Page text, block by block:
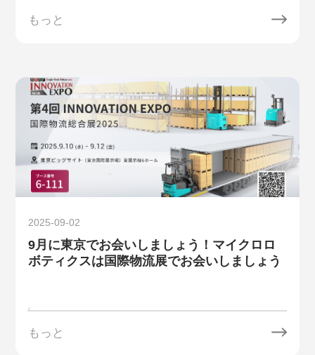
もっと
2025-09-02
9月に東京でお会いしましょう！マイクロロ
ボティクスは国際物流展でお会いしましょう
もっと